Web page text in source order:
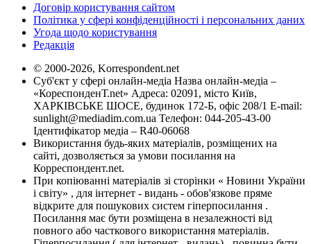
Договір користування сайтом
Політика у сфері конфіденційності і персональних даних
Угода щодо користування
Редакція
© 2000-2026, Korrespondent.net
Суб'єкт у сфері онлайн-медіа Назва онлайн-медіа –
«КореспонденТ.net» Адреса: 02091, місто Київ,
ХАРКІВСЬКЕ ШОСЕ, будинок 172-Б, офіс 208/1 E-mail:
sunlight@mediadim.com.ua Телефон: 044-205-43-00
Ідентифікатор медіа – R40-06068
Використання будь-яких матеріалів, розміщених на
сайті, дозволяється за умови посилання на
Корреспондент.net.
При копіюванні матеріалів зі сторінки « Новини України
і світу» , для інтернет - видань - обов'язкове пряме
відкрите для пошукових систем гіперпосилання .
Посилання має бути розміщена в незалежності від
повного або часткового використання матеріалів.